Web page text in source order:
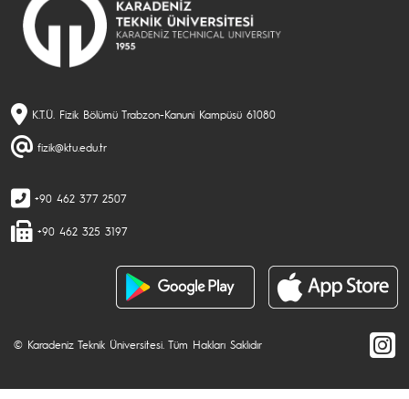
K.T.Ü. Fizik Bölümü Trabzon-Kanuni Kampüsü 61080
fizik@ktu.edu.tr
+90 462 377 2507
+90 462 325 3197
© Karadeniz Teknik Üniversitesi. Tüm Hakları Saklıdır